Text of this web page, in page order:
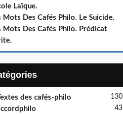
Laïque.
Mots Des Cafés Philo. Le Suicide.
Mots Des Cafés Philo. Prédicat
des cafés-philo 130
43